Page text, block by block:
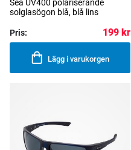
Sea UV400 polariserande
solglasögon blå, blå lins
Pris: 199 kr
Lägg i varukorgen